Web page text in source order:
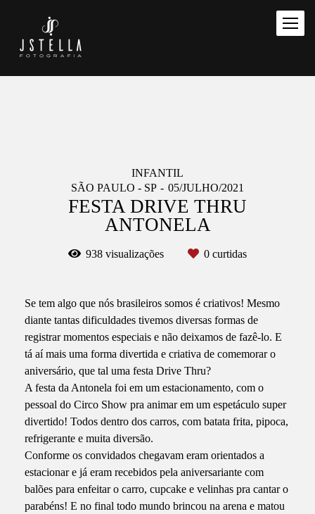
INFANTIL
SÃO PAULO - SP
05/JULHO/2021
FESTA DRIVE THRU
ANTONELA
938 visualizações 0 curtidas
Se tem algo que nós brasileiros somos é criativos! Mesmo
diante tantas dificuldades tivemos diversas formas de
registrar momentos especiais e não deixamos de fazê-lo. E
tá aí mais uma forma divertida e criativa de comemorar o
aniversário, que tal uma festa Drive Thru?
A festa da Antonela foi em um estacionamento, com o
pessoal do Circo Show pra animar em um espetáculo super
divertido! Todos dentro dos carros, com batata frita, pipoca,
refrigerante e muita diversão.
Conforme os convidados chegavam eram orientados a
estacionar e já eram recebidos pela aniversariante com
balões para enfeitar o carro, cupcake e velinhas pra cantar o
parabéns! E no final todo mundo brincou na arena e matou